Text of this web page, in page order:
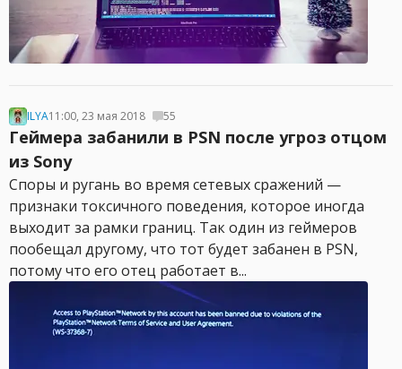
ILYA11:00, 23 мая 2018 55
Геймера забанили в PSN после угроз отцом
из Sony
Споры и ругань во время сетевых сражений —
признаки токсичного поведения, которое иногда
выходит за рамки границ. Так один из геймеров
пообещал другому, что тот будет забанен в PSN,
потому что его отец работает в...